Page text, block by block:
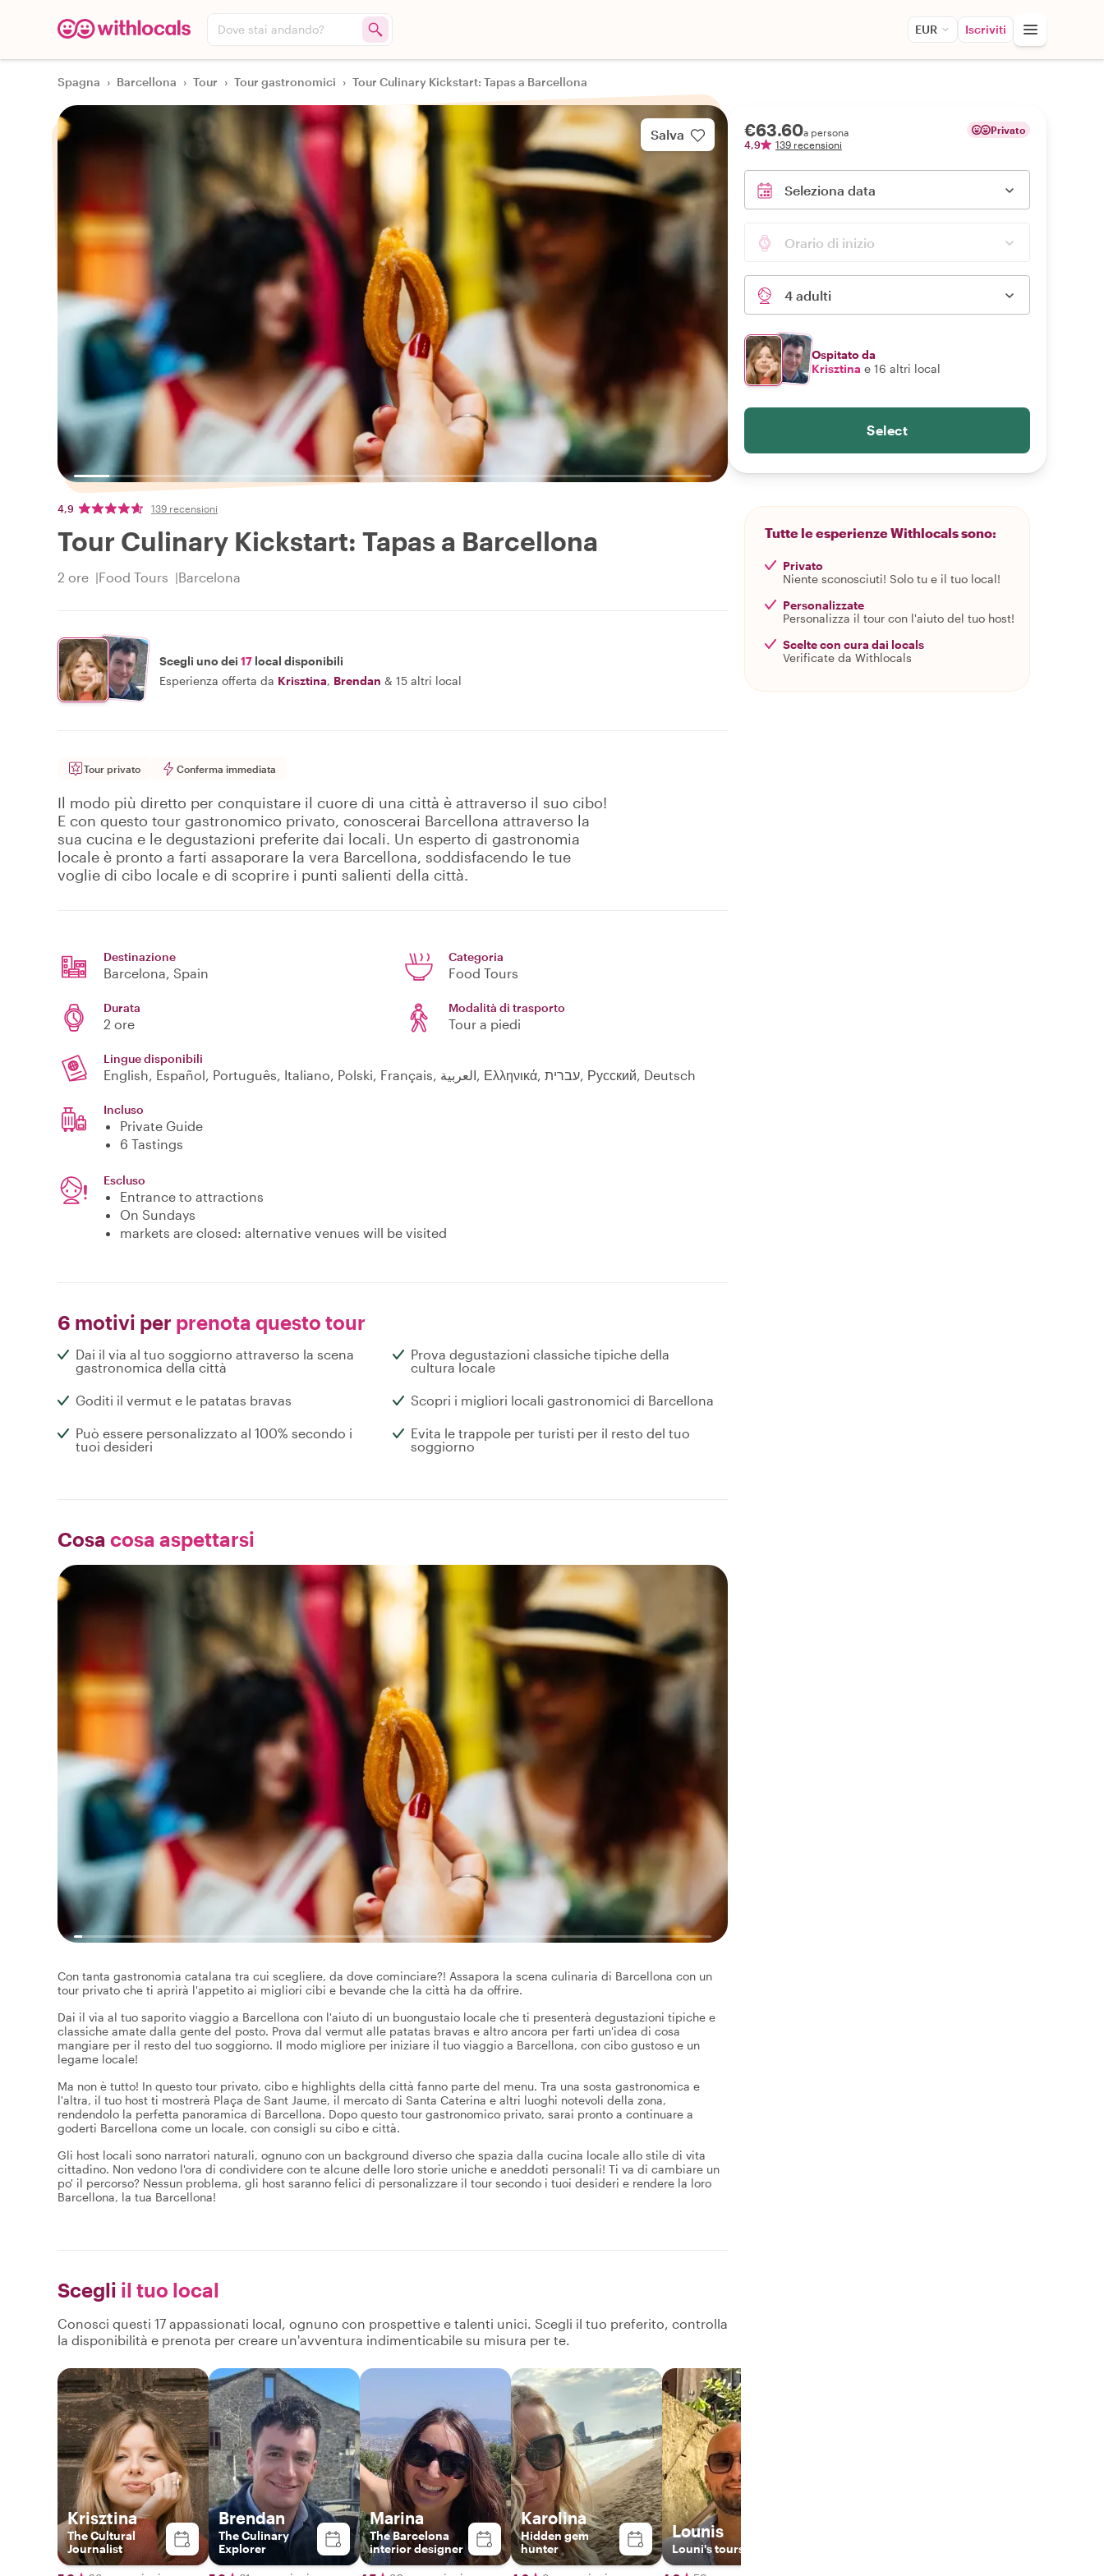
Dove stai andando? EUR Iscriviti
Spagna › Barcellona › Tour › Tour gastronomici › Tour Culinary Kickstart: Tapas a Barcellona
Salva
4,9 139 recensioni
Tour Culinary Kickstart: Tapas a Barcellona
2 ore Food Tours Barcelona
Scegli uno dei 17 local disponibili
Esperienza offerta da Krisztina, Brendan & 15 altri local
Tour privato Conferma immediata
Il modo più diretto per conquistare il cuore di una città è attraverso il suo cibo!
E con questo tour gastronomico privato, conoscerai Barcellona attraverso la
sua cucina e le degustazioni preferite dai locali. Un esperto di gastronomia
locale è pronto a farti assaporare la vera Barcellona, soddisfacendo le tue
voglie di cibo locale e di scoprire i punti salienti della città.
Destinazione
Barcelona, Spain
Categoria
Food Tours
Durata
2 ore
Modalità di trasporto
Tour a piedi
Lingue disponibili
English, Español, Português, Italiano, Polski, Français, العربية, Ελληνικά, עברית, Русский, Deutsch
Incluso
Private Guide
6 Tastings
Escluso
Entrance to attractions
On Sundays
markets are closed: alternative venues will be visited
6 motivi per prenota questo tour
Dai il via al tuo soggiorno attraverso la scena
gastronomica della città
Prova degustazioni classiche tipiche della
cultura locale
Goditi il vermut e le patatas bravas Scopri i migliori locali gastronomici di Barcellona
Può essere personalizzato al 100% secondo i
tuoi desideri
Evita le trappole per turisti per il resto del tuo
soggiorno
Cosa cosa aspettarsi
Con tanta gastronomia catalana tra cui scegliere, da dove cominciare?! Assapora la scena culinaria di Barcellona con un
tour privato che ti aprirà l'appetito ai migliori cibi e bevande che la città ha da offrire.
Dai il via al tuo saporito viaggio a Barcellona con l'aiuto di un buongustaio locale che ti presenterà degustazioni tipiche e
classiche amate dalla gente del posto. Prova dal vermut alle patatas bravas e altro ancora per farti un'idea di cosa
mangiare per il resto del tuo soggiorno. Il modo migliore per iniziare il tuo viaggio a Barcellona, con cibo gustoso e un
legame locale!
Ma non è tutto! In questo tour privato, cibo e highlights della città fanno parte del menu. Tra una sosta gastronomica e
l'altra, il tuo host ti mostrerà Plaça de Sant Jaume, il mercato di Santa Caterina e altri luoghi notevoli della zona,
rendendolo la perfetta panoramica di Barcellona. Dopo questo tour gastronomico privato, sarai pronto a continuare a
goderti Barcellona come un locale, con consigli su cibo e città.
Gli host locali sono narratori naturali, ognuno con un background diverso che spazia dalla cucina locale allo stile di vita
cittadino. Non vedono l'ora di condividere con te alcune delle loro storie uniche e aneddoti personali! Ti va di cambiare un
po' il percorso? Nessun problema, gli host saranno felici di personalizzare il tour secondo i tuoi desideri e rendere la loro
Barcellona, la tua Barcellona!
Scegli il tuo local
Conosci questi 17 appassionati local, ognuno con prospettive e talenti unici. Scegli il tuo preferito, controlla
la disponibilità e prenota per creare un'avventura indimenticabile su misura per te.
Krisztina
The Cultural
Journalist
Brendan
The Culinary
Explorer
Marina
The Barcelona
interior designer
Karolina
Hidden gem
hunter
Lounis
Louni's tours
€63.60a persona
4,9
139 recensioni
Privato
Seleziona data
Orario di inizio
4 adulti
Ospitato da
Krisztina e 16 altri local
Select
Tutte le esperienze Withlocals sono:
Privato
Niente sconosciuti! Solo tu e il tuo local!
Personalizzate
Personalizza il tour con l'aiuto del tuo host!
Scelte con cura dai locals
Verificate da Withlocals